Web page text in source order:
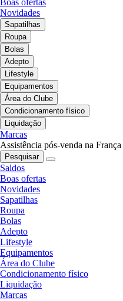
Boas ofertas
Novidades
Sapatilhas
Roupa
Bolas
Adepto
Lifestyle
Equipamentos
Área do Clube
Condicionamento físico
Liquidação
Marcas
Assistência pós-venda na França
Pesquisar
Saldos
Boas ofertas
Novidades
Sapatilhas
Roupa
Bolas
Adepto
Lifestyle
Equipamentos
Área do Clube
Condicionamento físico
Liquidação
Marcas